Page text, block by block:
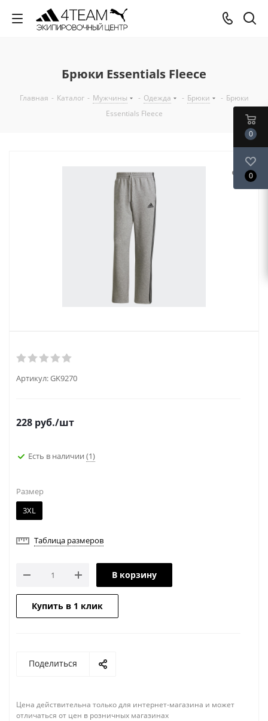
Брюки Essentials Fleece
Главная - Каталог - Мужчины - Одежда - Брюки - Брюки
Essentials Fleece
Артикул:GK9270
228 руб./шт
Есть в наличии (1)
Размер
3XL
Таблица размеров
В корзину
Купить в 1 клик
Поделиться
Цена действительна только для интернет-магазина и может
отличаться от цен в розничных магазинах
0
0